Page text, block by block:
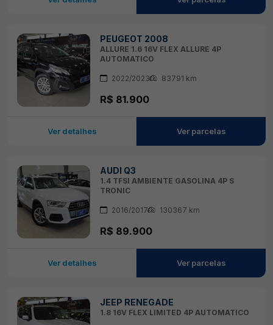
PEUGEOT 2008
ALLURE 1.6 16V FLEX ALLURE 4P
AUTOMATICO
2022/2023 83791 km
R$ 81.900
Ver detalhes Ver parcelas
AUDI Q3
1.4 TFSI AMBIENTE GASOLINA 4P S
TRONIC
2016/2017 130367 km
R$ 89.900
Ver detalhes Ver parcelas
JEEP RENEGADE
1.8 16V FLEX LIMITED 4P AUTOMATICO